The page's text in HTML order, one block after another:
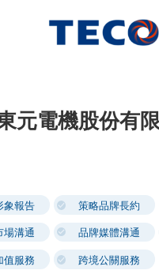
東元電機股份有
象報告 策略品牌長約
場溝通 品牌媒體溝通
值服務 跨境公關服務